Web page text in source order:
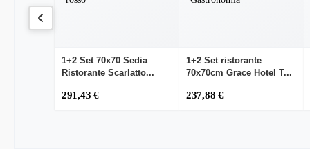
1+2 Set 70x70 Sedia
Ristorante Scarlatto...
291,43 €
1+2 Set ristorante
70x70cm Grace Hotel T...
237,88 €